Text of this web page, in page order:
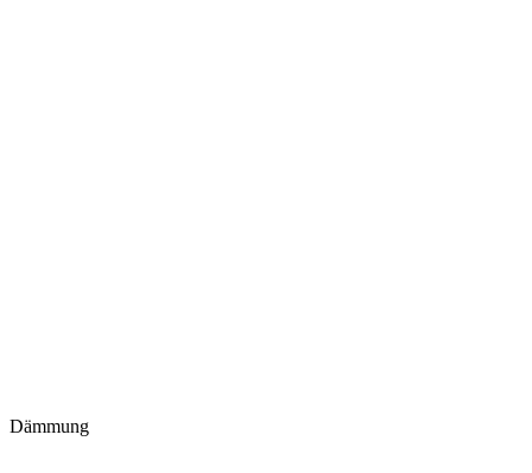
Dämmung